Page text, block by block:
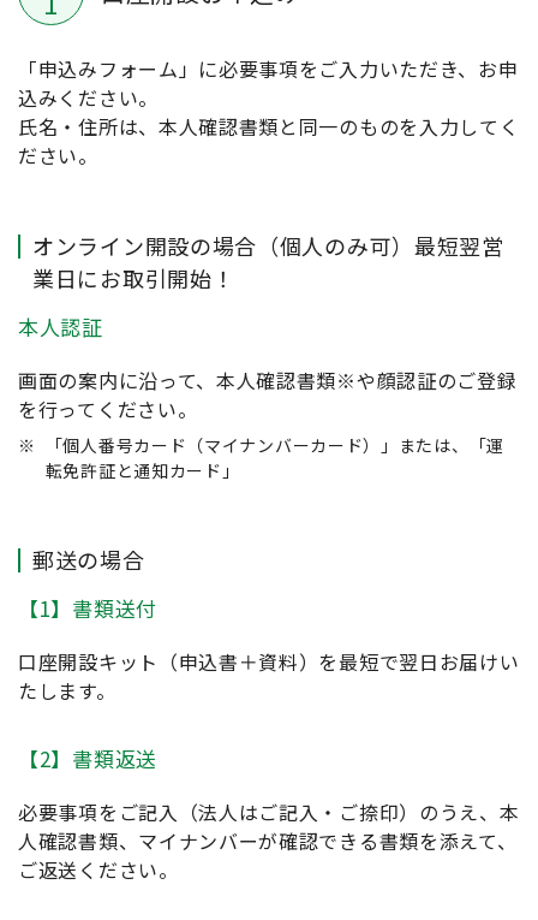
「申込みフォーム」に必要事項をご入力いただき、お申
込みください。
氏名・住所は、本人確認書類と同一のものを入力してく
ださい。
オンライン開設の場合（個人のみ可）最短翌営
業日にお取引開始！
本人認証
画面の案内に沿って、本人確認書類※や顔認証のご登録
を行ってください。
※
「個人番号カード（マイナンバーカード）」または、「運
転免許証と通知カード」
郵送の場合
【1】書類送付
口座開設キット（申込書＋資料）を最短で翌日お届けい
たします。
【2】書類返送
必要事項をご記入（法人はご記入・ご捺印）のうえ、本
人確認書類、マイナンバーが確認できる書類を添えて、
ご返送ください。